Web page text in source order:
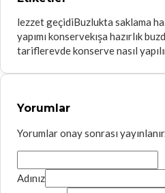
lezzet geçidiBuzlukta saklama
yapımı konservekışa hazırlık
tariflerevde konserve nasıl
Yorumlar
Yorumlar onay sonrası yayınlanır.
Adınız